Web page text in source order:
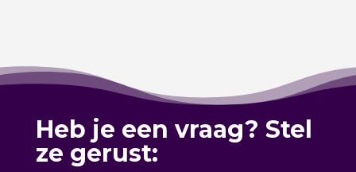
Heb je een vraag? Stel
ze gerust: